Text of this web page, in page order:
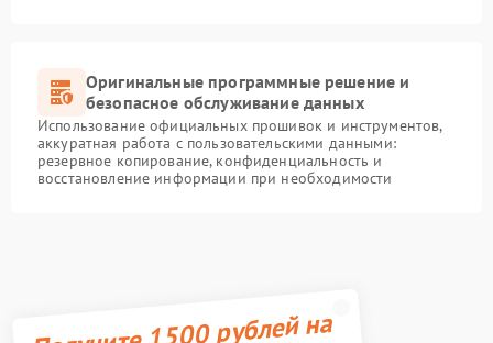
Оригинальные программные решение и
безопасное обслуживание данных
Использование официальных прошивок и инструментов,
аккуратная работа с пользовательскими данными:
резервное копирование, конфиденциальность и
восстановление информации при необходимости